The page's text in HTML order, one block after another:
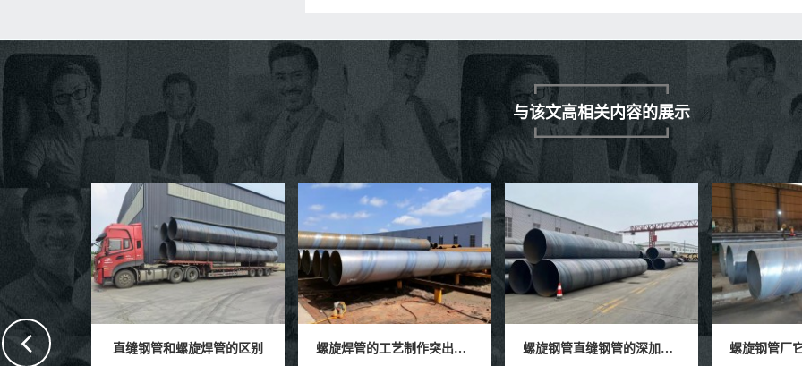
与该文高相关内容的展示
的区别 螺旋焊管的工艺制作突出特点 螺旋钢管直缝钢管的深加工产业 螺旋钢管厂它的价格综合分析